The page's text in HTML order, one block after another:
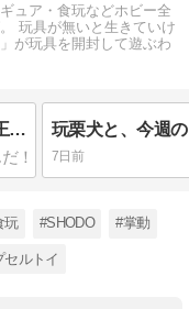
ュア・食玩などホビー全
玩具が無いと生きていけ
が玩具を開封して遊ぶわ
玩栗犬と、一番くじ ゴジラ 最恐怪獣王列伝 モンスターヘッドマグネット
7日前
玩 #SHODO #掌動
セルトイ